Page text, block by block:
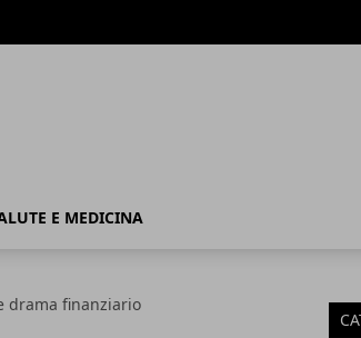
E MEDICINA
drama finanziario